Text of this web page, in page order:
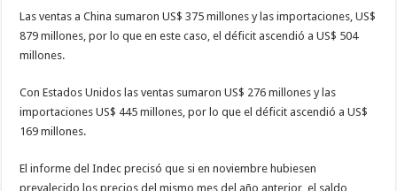
Las ventas a China sumaron US$ 375 millones y las importaciones, US$
879 millones, por lo que en este caso, el déficit ascendió a US$ 504
millones.
Con Estados Unidos las ventas sumaron US$ 276 millones y las
importaciones US$ 445 millones, por lo que el déficit ascendió a US$
169 millones.
El informe del Indec precisó que si en noviembre hubiesen
prevalecido los precios del mismo mes del año anterior, el saldo